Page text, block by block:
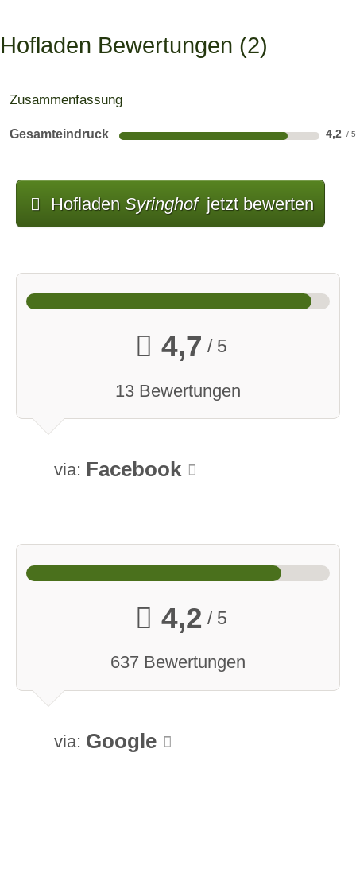
Hofladen Bewertungen 2
Zusammenfassung
Gesamteindruck 4,2
Hofladen Syringhof jetzt bewerten
4,7 / 5
13 Bewertungen
via: Facebook
4,2 / 5
637 Bewertungen
via: Google